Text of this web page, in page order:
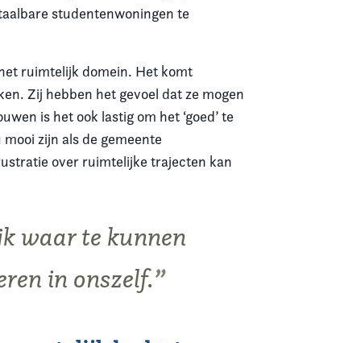
studentenwoningen te
ruimtelijk domein. Het komt
Zij hebben het gevoel dat ze mogen
is het ook lastig om het ‘goed’ te
zijn als de gemeente
over ruimtelijke trajecten kan
waar te kunnen
in onszelf.